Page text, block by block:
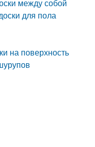
между собой
для пола
на поверхность